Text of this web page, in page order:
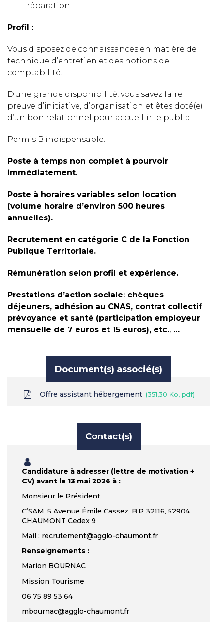
réparation
Profil :
Vous disposez de connaissances en matière de
technique d’entretien et des notions de
comptabilité.
D’une grande disponibilité, vous savez faire
preuve d’initiative, d’organisation et êtes doté(e)
d’un bon relationnel pour accueillir le public.
Permis B indispensable.
Poste à temps non complet à pourvoir
immédiatement.
Poste à horaires variables selon location
(volume horaire d’environ 500 heures
annuelles).
Recrutement en catégorie C de la Fonction
Publique Territoriale.
Rémunération selon profil et expérience.
Prestations d’action sociale: chèques
déjeuners, adhésion au CNAS, contrat collectif
prévoyance et santé (participation employeur
mensuelle de 7 euros et 15 euros), etc., …
Document(s) associé(s)
Offre assistant hébergement 351,30 Ko, pdf
Contact(s)
Candidature à adresser (lettre de motivation +
CV) avant le 13 mai 2026 à :
Monsieur le Président,
C’SAM, 5 Avenue Émile Cassez, B.P 32116, 52904
CHAUMONT Cedex 9
Mail : recrutement@agglo-chaumont.fr
Renseignements :
Marion BOURNAC
Mission Tourisme
06 75 89 53 64
mbournac@agglo-chaumont.fr